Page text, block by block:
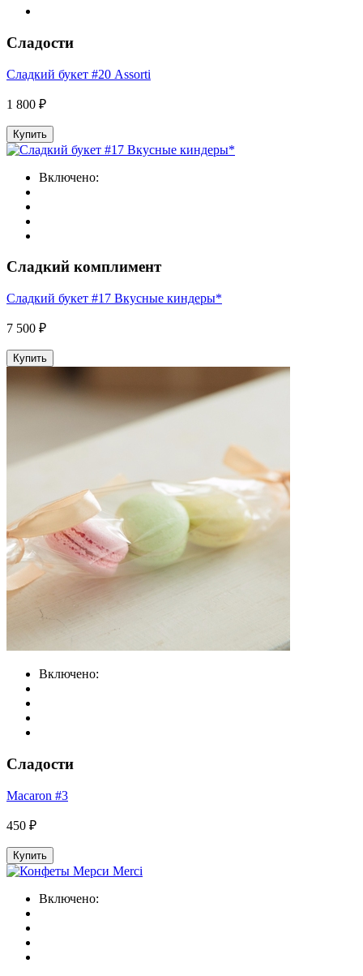
Сладости
Сладкий букет #20 Assorti
1 800 ₽
Купить
Включено:
Сладкий комплимент
Сладкий букет #17 Вкусные киндеры*
7 500 ₽
Купить
Включено:
Сладости
Macaron #3
450 ₽
Купить
Включено: